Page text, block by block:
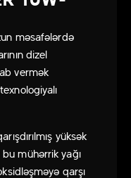
məsafələrdə
dizel
vermək
yüksək
mühərrik yağı
qarşı